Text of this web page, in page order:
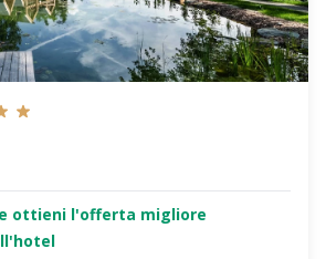
ottieni l'offerta migliore